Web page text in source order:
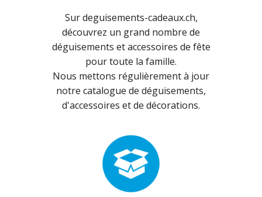
Sur deguisements-cadeaux.ch,
découvrez un grand nombre de
déguisements et accessoires de fête
pour toute la famille.
Nous mettons régulièrement à jour
notre catalogue de déguisements,
d'accessoires et de décorations.